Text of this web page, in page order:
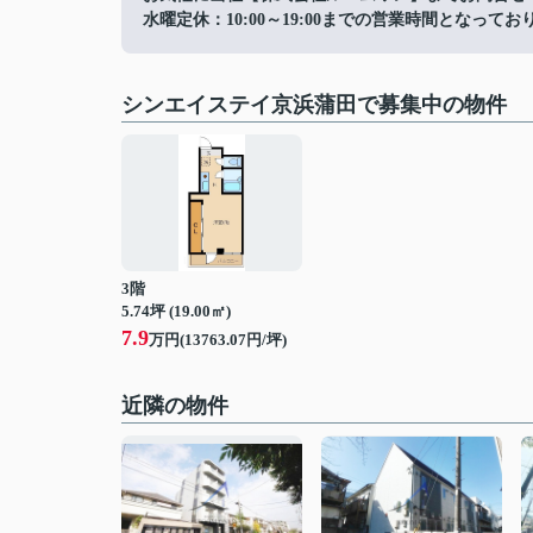
水曜定休：10:00～19:00までの営業時間となってお
シンエイステイ京浜蒲田で募集中の物件
3階
5.74坪 (19.00㎡)
7.9万円(13763.07円/坪)
近隣の物件